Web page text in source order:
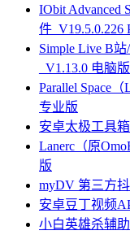
IObit Advanced
件_V19.5.0.226
Simple Live B
_V1.13.0 电脑
Parallel Space
专业版
安卓太极工具
Lanerc（原
版
myDV 第三方
安卓豆丁视频
小白英雄杀辅